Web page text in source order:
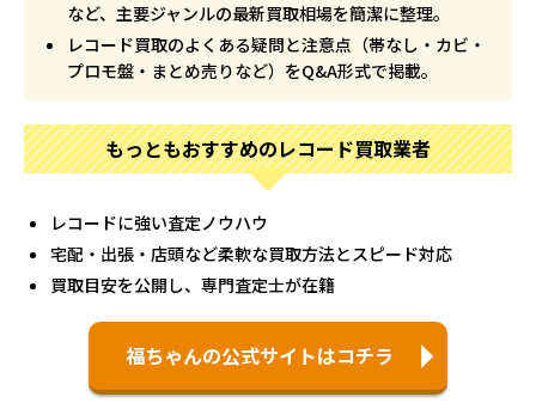
など、主要ジャンルの最新買取相場を簡潔に整理。
レコード買取のよくある疑問と注意点（帯なし・カビ・
プロモ盤・まとめ売りなど）をQ&A形式で掲載。
もっともおすすめのレコード買取業者
レコードに強い査定ノウハウ
宅配・出張・店頭など柔軟な買取方法とスピード対応
買取目安を公開し、専門査定士が在籍
福ちゃんの公式サイトはコチラ